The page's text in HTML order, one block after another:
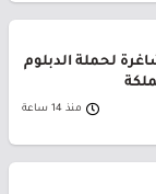
لحملة الدبلوم
منذ 14 ساعة